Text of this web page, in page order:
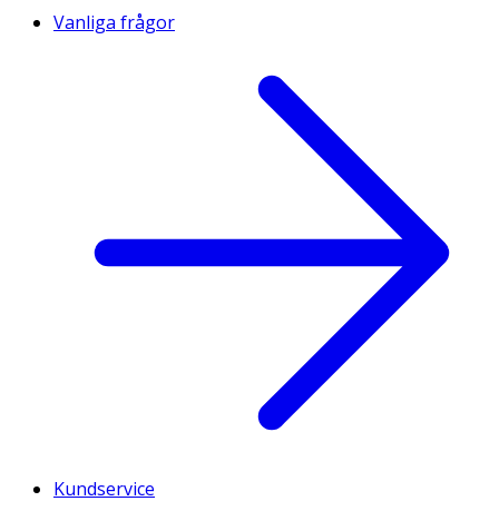
Vanliga frågor
Kundservice